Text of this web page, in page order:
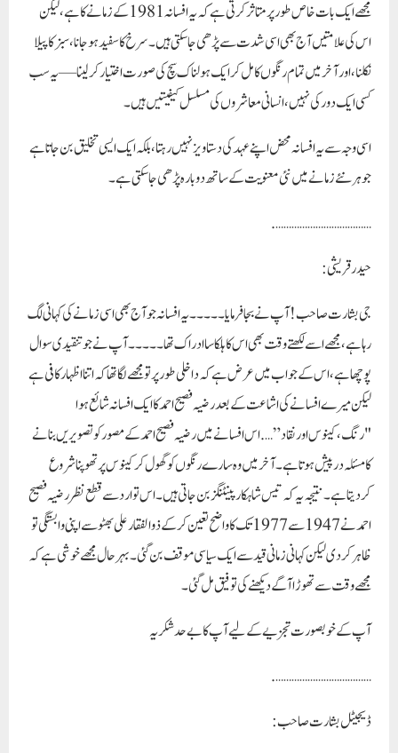
مجھے ایک بات خاص طور پر متاثر کرتی ہے کہ یہ افسانہ 1981 کے زمانے کا ہے، لیکن
اس کی علامتیں آج بھی اسی شدت سے پڑھی جا سکتی ہیں۔ سرخ کا سفید ہو جانا، سبز کا پیلا
نکلنا، اور آخر میں تمام رنگوں کا مل کر ایک ہولناک سچ کی صورت اختیار کر لینا—یہ سب
کسی ایک دور کی نہیں، انسانی معاشروں کی مسلسل کیفیتیں ہیں۔
اسی وجہ سے یہ افسانہ محض اپنے عہد کی دستاویز نہیں رہتا، بلکہ ایک ایسی تخلیق بن جاتا ہے
جو ہر نئے زمانے میں نئی معنویت کے ساتھ دوبارہ پڑھی جا سکتی ہے۔
……………………………….
حیدرقریشی :
جی بشارت صاحب! آپ نے بجا فرمایا ۔۔۔۔۔ یہ افسانہ جو آج بھی اسی زمانے کی کہانی لگ
رہا ہے ،مجھے اسے لکھتے وقت بھی اس کا ہلکا سا ادراک تھا۔۔۔۔۔ آپ نے جو تنقیدی سوال
پوچھا ہے،اس کے جواب میں عرض ہے کہ داخلی طورپر تو مجھے لگا تھا کہ اتنا اظہار کافی ہے
لیکن میرے افسانے کی اشاعت کے بعد رضیہ فصیح احمد کا ایک افسانہ شائع ہوا
"رنگ،کینوس اور نقاد”….اس افسانے میں رضیہ فصیح احمد کے مصور کو تصویریں بنانے
کا مسئلہ درپیش ہوتا ہے۔آخر میں وہ سارے رنگوں کو گھول کر کینوس پر تھوپنا شروع
کردیتا ہے۔نتیجہ یہ کہ تیس شاہکار پینٹنگز بن جاتی ہیں ۔ اس توارد سے قطع نظر رضیہ فصیح
احمد نے 1947 سے 1977 تک کا واضح تعین کرکے ذوالفقار علی بھٹو سے اپنی وابستگی تو
ظاہر کر دی لیکن کہانی زمانی قید سے ایک سیاسی موقف بن گئی ۔ بہرحال مجھے خوشی ہے کہ
مجھے وقت سے تھوڑا آگے دیکھنے کی توفیق مل گئی ۔
آپ کے خوبصورت تجزیے کے لیے آپ کا بے حد شکریہ
……………………………….
ڈیجیٹل بشارت صاحب :